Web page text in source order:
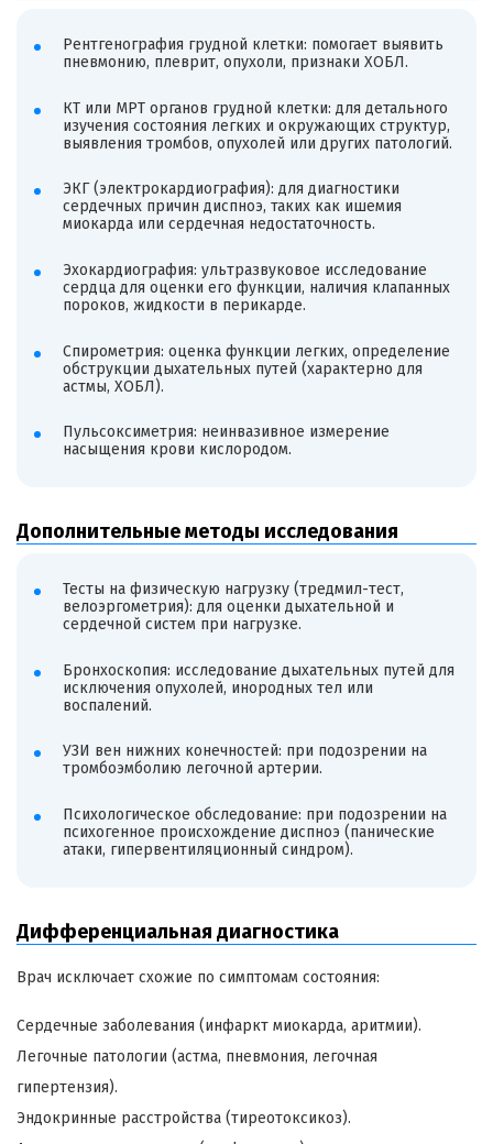
Рентгенография грудной клетки: помогает выявить
пневмонию, плеврит, опухоли, признаки ХОБЛ.
КТ или МРТ органов грудной клетки: для детального
изучения состояния легких и окружающих структур,
выявления тромбов, опухолей или других патологий.
ЭКГ (электрокардиография): для диагностики
сердечных причин диспноэ, таких как ишемия
миокарда или сердечная недостаточность.
Эхокардиография: ультразвуковое исследование
сердца для оценки его функции, наличия клапанных
пороков, жидкости в перикарде.
Спирометрия: оценка функции легких, определение
обструкции дыхательных путей (характерно для
астмы, ХОБЛ).
Пульсоксиметрия: неинвазивное измерение
насыщения крови кислородом.
Дополнительные методы исследования
Тесты на физическую нагрузку (тредмил-тест,
велоэргометрия): для оценки дыхательной и
сердечной систем при нагрузке.
Бронхоскопия: исследование дыхательных путей для
исключения опухолей, инородных тел или
воспалений.
УЗИ вен нижних конечностей: при подозрении на
тромбоэмболию легочной артерии.
Психологическое обследование: при подозрении на
психогенное происхождение диспноэ (панические
атаки, гипервентиляционный синдром).
Дифференциальная диагностика
Врач исключает схожие по симптомам состояния:
Сердечные заболевания (инфаркт миокарда, аритмии).
Легочные патологии (астма, пневмония, легочная
гипертензия).
Эндокринные расстройства (тиреотоксикоз).